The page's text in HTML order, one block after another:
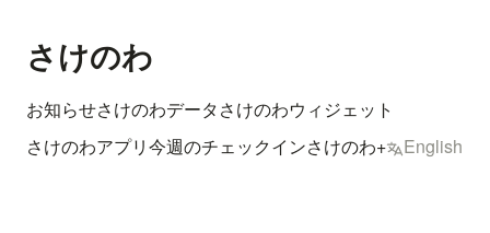
さけのわ
お知らせさけのわデータさけのわウィジェット
さけのわアプリ今週のチェックインさけのわ+ English